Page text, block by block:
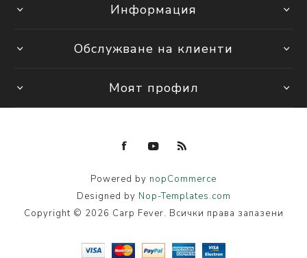
Информация
Обслужване на клиенти
Моят профил
Powered by nopCommerce
Designed by Nop-Templates.com
Copyright © 2026 Carp Fever. Всички права запазени